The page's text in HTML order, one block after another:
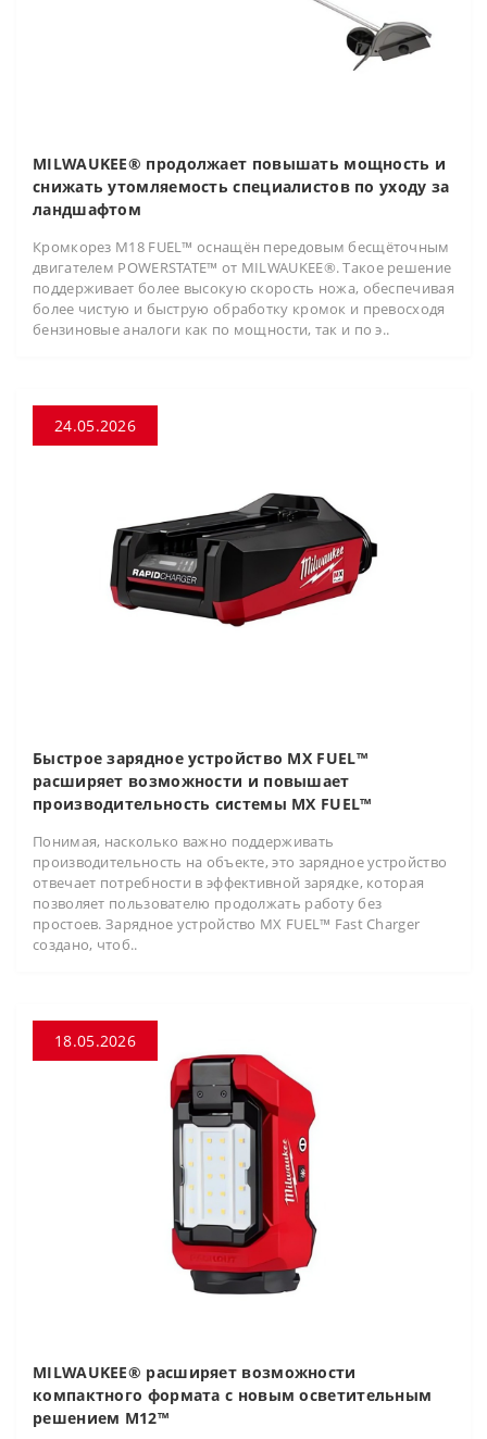
MILWAUKEE® продолжает повышать мощность и
снижать утомляемость специалистов по уходу за
ландшафтом
Кромкорез M18 FUEL™ оснащён передовым бесщёточным
двигателем POWERSTATE™ от MILWAUKEE®. Такое решение
поддерживает более высокую скорость ножа, обеспечивая
более чистую и быструю обработку кромок и превосходя
бензиновые аналоги как по мощности, так и по э..
24.05.2026
Быстрое зарядное устройство MX FUEL™
расширяет возможности и повышает
производительность системы MX FUEL™
Понимая, насколько важно поддерживать
производительность на объекте, это зарядное устройство
отвечает потребности в эффективной зарядке, которая
позволяет пользователю продолжать работу без
простоев. Зарядное устройство MX FUEL™ Fast Charger
создано, чтоб..
18.05.2026
MILWAUKEE® расширяет возможности
компактного формата с новым осветительным
решением M12™